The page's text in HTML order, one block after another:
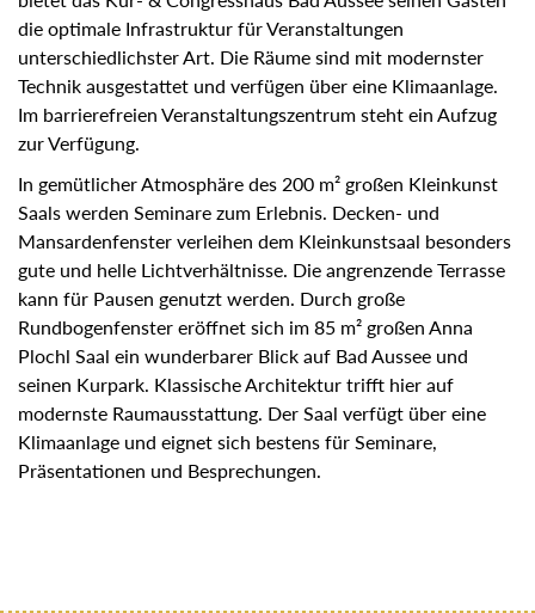
die optimale Infrastruktur für Veranstaltungen
unterschiedlichster Art. Die Räume sind mit modernster
Technik ausgestattet und verfügen über eine Klimaanlage.
Im barrierefreien Veranstaltungszentrum steht ein Aufzug
zur Verfügung.
In gemütlicher Atmosphäre des 200 m² großen Kleinkunst
Saals werden Seminare zum Erlebnis. Decken- und
Mansardenfenster verleihen dem Kleinkunstsaal besonders
gute und helle Lichtverhältnisse. Die angrenzende Terrasse
kann für Pausen genutzt werden. Durch große
Rundbogenfenster eröffnet sich im 85 m² großen Anna
Plochl Saal ein wunderbarer Blick auf Bad Aussee und
seinen Kurpark. Klassische Architektur trifft hier auf
modernste Raumausstattung. Der Saal verfügt über eine
Klimaanlage und eignet sich bestens für Seminare,
Präsentationen und Besprechungen.